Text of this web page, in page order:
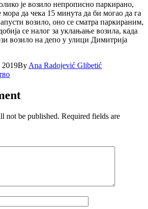
је возило непрописно паркирано,
да чека 15 минута да би могао да га
возило, оно се сматра паркираним,
се налог за уклањање возила, када
возило на депо у улици Димитрија
2019By Ana Radojević Glibetić
not be published. Required fields are